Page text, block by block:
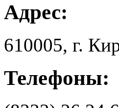
Адрес:
610005, г.
Телефоны: